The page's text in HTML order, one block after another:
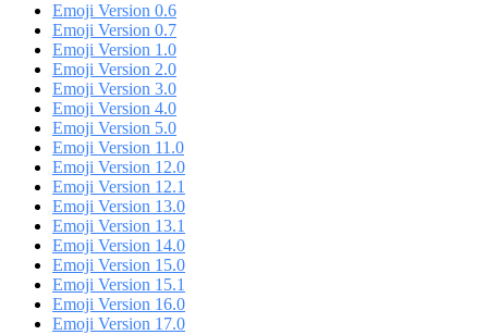
Emoji Version 0.6
Emoji Version 0.7
Emoji Version 1.0
Emoji Version 2.0
Emoji Version 3.0
Emoji Version 4.0
Emoji Version 5.0
Emoji Version 11.0
Emoji Version 12.0
Emoji Version 12.1
Emoji Version 13.0
Emoji Version 13.1
Emoji Version 14.0
Emoji Version 15.0
Emoji Version 15.1
Emoji Version 16.0
Emoji Version 17.0